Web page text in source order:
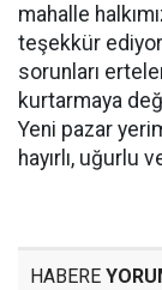
mahalle
teşekkür
sorunları
kurtarmaya
Yeni pazar
hayırlı, uğurlu
HABERE